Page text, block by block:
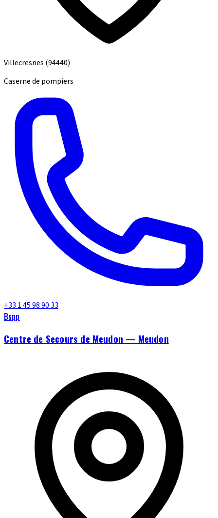
Villecresnes (94440)
Caserne de pompiers
+33 1 45 98 90 33
Bspp
Centre de Secours de Meudon — Meudon